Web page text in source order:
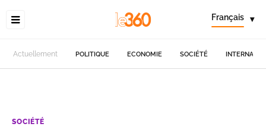
Français ▾
Actuellement POLITIQUE ECONOMIE SOCIÉTÉ
SOCIÉTÉ